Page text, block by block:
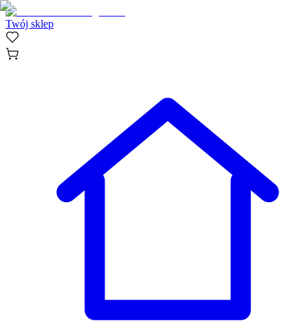
Twój sklep